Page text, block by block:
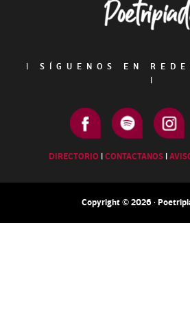
|
SÍGUENOS EN
|
DIRECTORIO |CONTACTANOS |
Copyright © 2026 ·